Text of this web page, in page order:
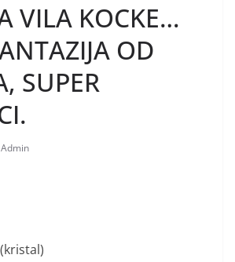
VILA KOCKE…
OD
SUPER
Admin